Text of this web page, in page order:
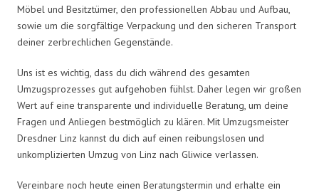
Möbel und Besitztümer, den professionellen Abbau und Aufbau,
sowie um die sorgfältige Verpackung und den sicheren Transport
deiner zerbrechlichen Gegenstände.
Uns ist es wichtig, dass du dich während des gesamten
Umzugsprozesses gut aufgehoben fühlst. Daher legen wir großen
Wert auf eine transparente und individuelle Beratung, um deine
Fragen und Anliegen bestmöglich zu klären. Mit Umzugsmeister
Dresdner Linz kannst du dich auf einen reibungslosen und
unkomplizierten Umzug von Linz nach Gliwice verlassen.
Vereinbare noch heute einen Beratungstermin und erhalte ein